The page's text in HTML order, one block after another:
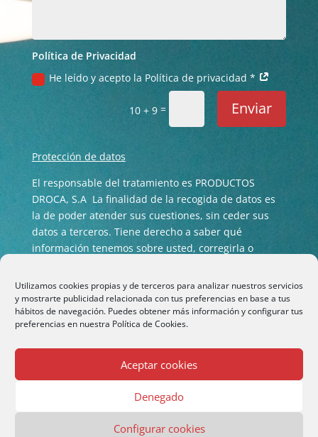
Utilizamos cookies propias y de terceros para analizar nuestros servicios
y mostrarte publicidad relacionada con tus preferencias en base a tus
hábitos de navegación. Puedes obtener más información y configurar tus
preferencias en nuestra Política de Cookies.
Aceptar cookies
Denegado
Configurar cookies
Política de Privacidad
He leído y acepto la Política de privacidad *
10 + 9 = Enviar
Protección de datos
El responsable del tratamiento es PRODUCTOS
DROCA, S.A La finalidad de la recogida de datos es
la de poder atender sus cuestiones, sin ceder sus
datos a terceros. Tiene derecho a saber qué
información tenemos sobre usted, corregirla o
de privacidad